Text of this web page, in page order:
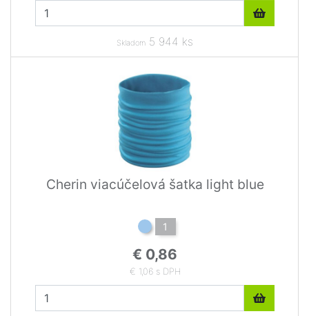
Skladom 5 944 ks
Cherin viacúčelová šatka light blue
1
€ 0,86
€ 1,06 s DPH